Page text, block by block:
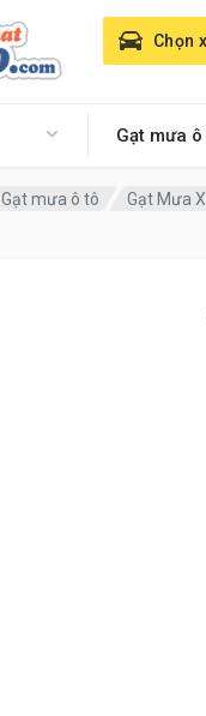
Gạt mưa
Chọn
Gạt mưa ô tô Gạt Mưa